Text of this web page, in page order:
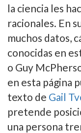
la ciencia les
racionales. En
muchos datos,
conocidas en
o Guy
en esta página
texto de Gail
pretende
una persona